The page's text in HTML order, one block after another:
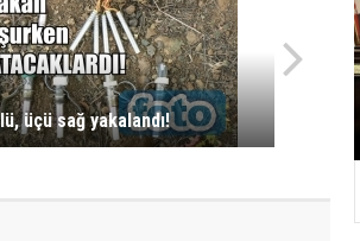
üçü sağ yakalandı!